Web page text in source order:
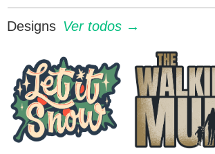
Designs Ver todos →